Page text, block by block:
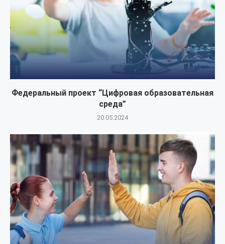
Федеральный проект “Цифровая образовательная
среда”
20.05.2024